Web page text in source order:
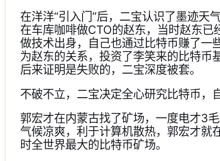
在洋洋“引入门”后，二宝认识了墨迹天
在车库咖啡做CTO的赵东，当时赵东已
做技术出身，自己也通过比特币赚了一
为赵东的关系，投资了李笑来的比特币
后来证明是失败的，二宝深度被套。
不破不立，二宝决定全心研究比特币，
郭宏才在内蒙古找了矿场，一度电才3
气候凉爽，利于计算机散热，郭宏才就
时全世界最大的比特币矿场。